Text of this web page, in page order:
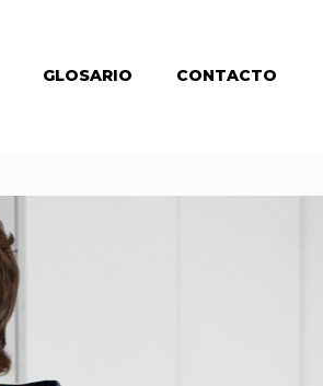
GLOSARIO CONTACTO